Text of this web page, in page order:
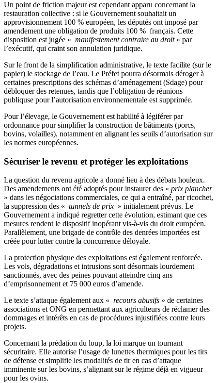
Un point de friction majeur est cependant apparu concernant la
restauration collective : si le Gouvernement souhaitait un
approvisionnement 100 % européen, les députés ont imposé par
amendement une obligation de produits 100 % français. Cette
disposition est jugée « manifestement contraire au droit» par
l’exécutif, qui craint son annulation juridique.
Sur le front de la simplification administrative, le texte facilite (sur le
papier) le stockage de l’eau. Le Préfet pourra désormais déroger à
certaines prescriptions des schémas d’aménagement (Sdage) pour
débloquer des retenues, tandis que l’obligation de réunions
publiquse pour l’autorisation environnementale est supprimée.
Pour l’élevage, le Gouvernement est habilité à légiférer par
ordonnance pour simplifier la construction de bâtiments (porcs,
bovins, volailles), notamment en alignant les seuils d’autorisation sur
les normes européennes.
Sécuriser le revenu et protéger les exploitations
La question du revenu agricole a donné lieu à des débats houleux.
Des amendements ont été adoptés pour instaurer des « prix plancher
» dans les négociations commerciales, ce qui a entraîné, par ricochet,
la suppression des « tunnels de prix » initialement prévus. Le
Gouvernement a indiqué regretter cette évolution, estimant que ces
mesures rendent le dispositif inopérant vis-à-vis du droit européen.
Parallèlement, une brigade de contrôle des denrées importées est
créée pour lutter contre la concurrence déloyale.
La protection physique des exploitations est également renforcée.
Les vols, dégradations et intrusions sont désormais lourdement
sanctionnés, avec des peines pouvant atteindre cinq ans
d’emprisonnement et 75 000 euros d’amende.
Le texte s’attaque également aux « recours abusifs » de certaines
associations et ONG en permettant aux agriculteurs de réclamer des
dommages et intérêts en cas de procédures injustifiées contre leurs
projets.
Concernant la prédation du loup, la loi marque un tournant
sécuritaire. Elle autorise l’usage de lunettes thermiques pour les tirs
de défense et simplifie les modalités de tir en cas d’attaque
imminente sur les bovins, s’alignant sur le régime déjà en vigueur
pour les ovins.